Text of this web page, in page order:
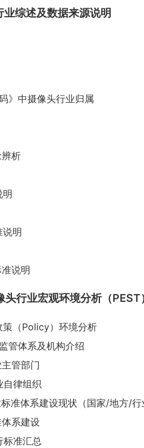
业综述及数据来源说明
》中摄像头行业归属
析
明
说明
说明
头行业宏观环境分析（PEST
策（Policy）环境分析
管体系及机构介绍
管部门
自律组织
准体系建设现状（国家/地方/行
体系建设
标准汇总